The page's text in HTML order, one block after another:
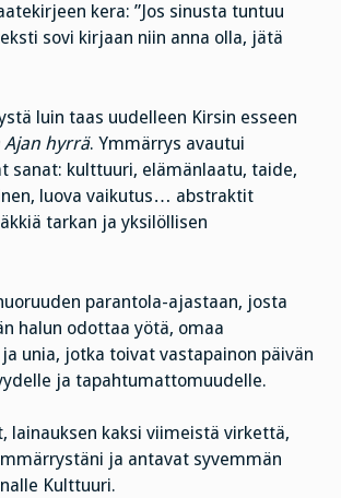
kera: ”Jos sinusta tuntuu
sovi kirjaan niin anna olla, jätä
luin taas uudelleen Kirsin esseen
Ajan hyrrä. Ymmärrys avautui
sanat: kulttuuri, elämänlaatu, taide,
luova vaikutus… abstraktit
tarkan ja yksilöllisen
parantola-ajastaan, josta
halun odottaa yötä, omaa
unia, jotka toivat vastapainon päivän
ja tapahtumattomuudelle.
lainauksen kaksi viimeistä virkettä,
ja antavat syvemmän
Kulttuuri.